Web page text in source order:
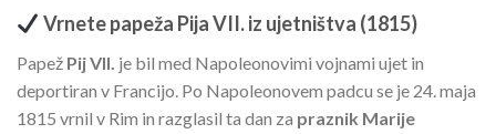
Vrnete papeža Pija VII. iz ujetništva (1815)
Papež Pij VII. je bil med Napoleonovimi vojnami ujet in
deportiran v Francijo. Po Napoleonovem padcu se je 24. maja
1815 vrnil v Rim in razglasil ta dan za praznik Marije